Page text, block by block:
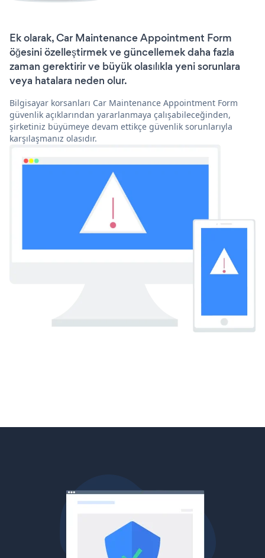
Ek olarak, Car Maintenance Appointment Form
öğesini özelleştirmek ve güncellemek daha fazla
zaman gerektirir ve büyük olasılıkla yeni sorunlara
veya hatalara neden olur.
Bilgisayar korsanları Car Maintenance Appointment Form
güvenlik açıklarından yararlanmaya çalışabileceğinden,
şirketiniz büyümeye devam ettikçe güvenlik sorunlarıyla
karşılaşmanız olasıdır.